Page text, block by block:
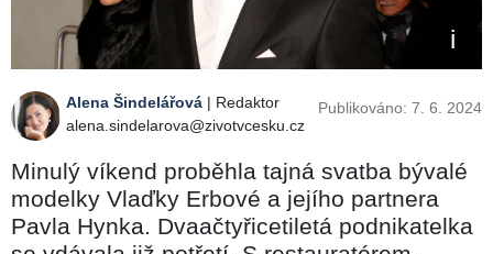
Alena Šindelářová | Redaktor
alena.sindelarova@zivotvcesku.cz
Publikováno: 7. 6. 2024
Minulý víkend proběhla tajná svatba bývalé
modelky Vlaďky Erbové a jejího partnera
Pavla Hynka. Dvaačtyřicetiletá podnikatelka